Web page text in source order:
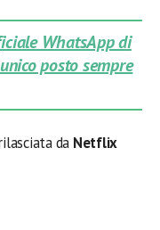
WhatsApp di
posto sempre
da Netflix